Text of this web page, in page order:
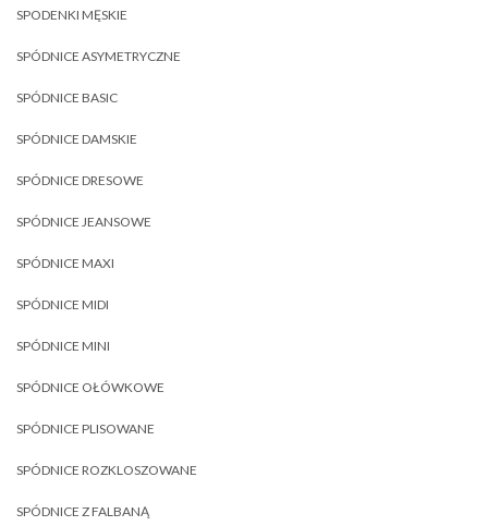
SPODENKI MĘSKIE
SPÓDNICE ASYMETRYCZNE
SPÓDNICE BASIC
SPÓDNICE DAMSKIE
SPÓDNICE DRESOWE
SPÓDNICE JEANSOWE
SPÓDNICE MAXI
SPÓDNICE MIDI
SPÓDNICE MINI
SPÓDNICE OŁÓWKOWE
SPÓDNICE PLISOWANE
SPÓDNICE ROZKLOSZOWANE
SPÓDNICE Z FALBANĄ